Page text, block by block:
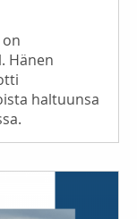
Hänen
haltuunsa